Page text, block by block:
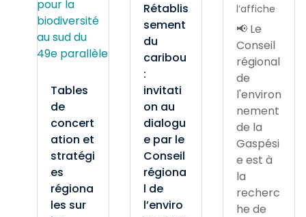
Tables
de
concert
ation et
stratégi
es
régiona
les sur
Rétablis
sement
du
caribou
:
invitati
on au
dialogu
e par le
Conseil
régiona
l de
l’enviro
l’affiche
📢 Le
Conseil
régional
de
l'environ
nement
de la
Gaspési
e est à
la
recherc
he de